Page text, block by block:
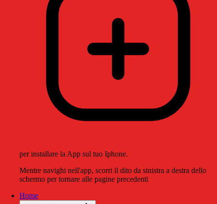
per installare la App sul tuo Iphone.
Mentre navighi nell'app, scorri il dito da sinistra a destra dello
schermo per tornare alle pagine precedenti
Home